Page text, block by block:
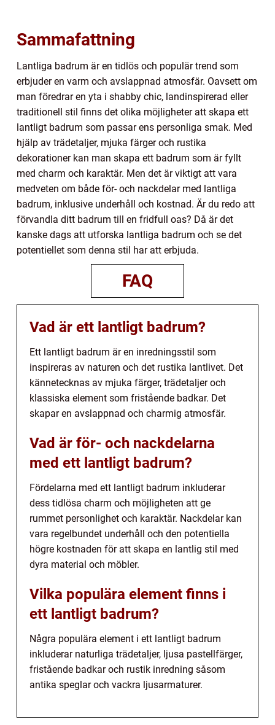
Sammafattning
Lantliga badrum är en tidlös och populär trend som
erbjuder en varm och avslappnad atmosfär. Oavsett om
man föredrar en yta i shabby chic, landinspirerad eller
traditionell stil finns det olika möjligheter att skapa ett
lantligt badrum som passar ens personliga smak. Med
hjälp av trädetaljer, mjuka färger och rustika
dekorationer kan man skapa ett badrum som är fyllt
med charm och karaktär. Men det är viktigt att vara
medveten om både för- och nackdelar med lantliga
badrum, inklusive underhåll och kostnad. Är du redo att
förvandla ditt badrum till en fridfull oas? Då är det
kanske dags att utforska lantliga badrum och se det
potentiellet som denna stil har att erbjuda.
FAQ
Vad är ett lantligt badrum?
Ett lantligt badrum är en inredningsstil som
inspireras av naturen och det rustika lantlivet. Det
kännetecknas av mjuka färger, trädetaljer och
klassiska element som fristående badkar. Det
skapar en avslappnad och charmig atmosfär.
Vad är för- och nackdelarna
med ett lantligt badrum?
Fördelarna med ett lantligt badrum inkluderar
dess tidlösa charm och möjligheten att ge
rummet personlighet och karaktär. Nackdelar kan
vara regelbundet underhåll och den potentiella
högre kostnaden för att skapa en lantlig stil med
dyra material och möbler.
Vilka populära element finns i
ett lantligt badrum?
Några populära element i ett lantligt badrum
inkluderar naturliga trädetaljer, ljusa pastellfärger,
fristående badkar och rustik inredning såsom
antika speglar och vackra ljusarmaturer.